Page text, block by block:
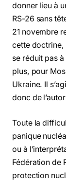
donner lieu à
RS-26 sans
21 novembre
cette doctrine,
se réduit pas
plus, pour
Ukraine. Il
donc de
Toute la
panique
ou à
Fédération de
protection